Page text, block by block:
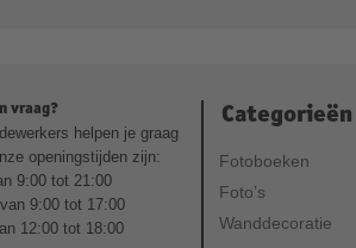
vraag?
helpen je graag
openingstijden zijn:
9:00 tot 21:00
9:00 tot 17:00
12:00 tot 18:00
Categorieën
Fotoboeken
Foto’s
Wanddecoratie